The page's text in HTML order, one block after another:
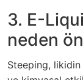
3. E-
neden
Steeping, likidin